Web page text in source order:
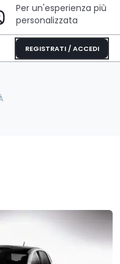
Per un'esperienza più
personalizzata
REGISTRATI / ACCEDI